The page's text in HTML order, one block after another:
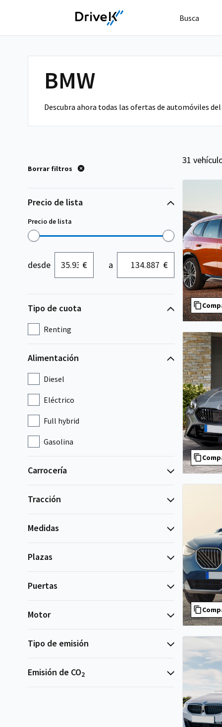
Busca
BMW
Descubra ahora todas las ofertas de automóviles
Borrar filtros
Precio de lista
Precio de lista
desde € a €
Tipo de cuota
Renting
Alimentación
Diesel
Eléctrico
Full hybrid
Gasolina
Carrocería
Tracción
Medidas
Plazas
Puertas
Motor
Tipo de emisión
Emisión de CO2
31